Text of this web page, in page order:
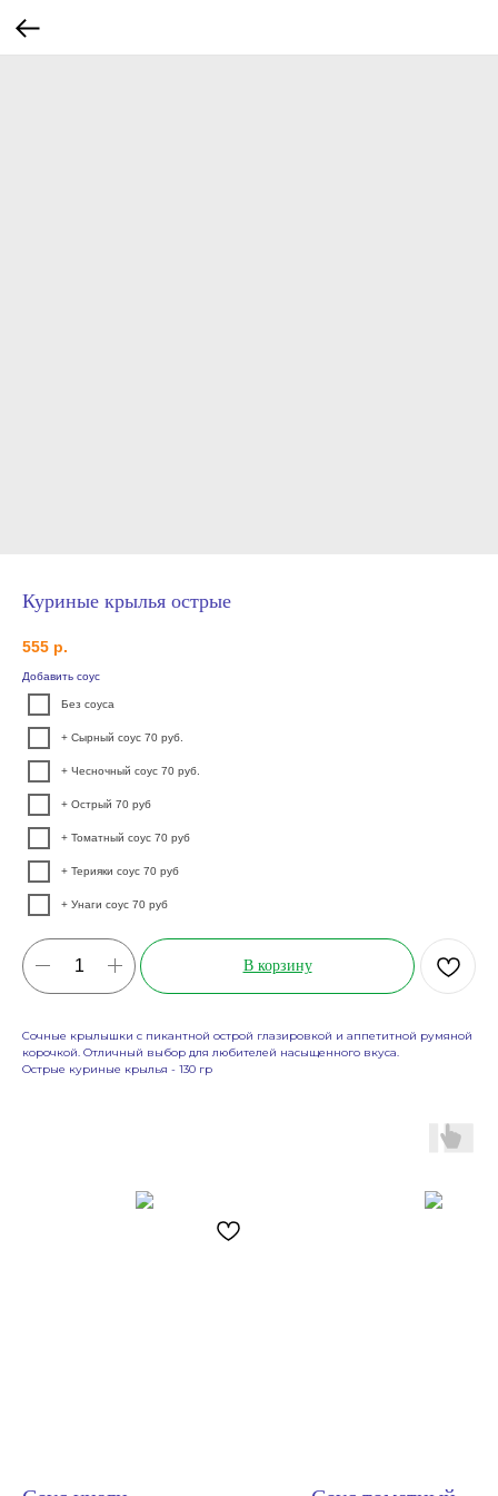
Куриные крылья острые
555 р.
Добавить соус
Без соуса
+ Сырный соус 70 руб.
+ Чесночный соус 70 руб.
+ Острый 70 руб
+ Томатный соус 70 руб
+ Терияки соус 70 руб
+ Унаги соус 70 руб
В корзину
Сочные крылышки с пикантной острой глазировкой и аппетитной румяной
корочкой. Отличный выбор для любителей насыщенного вкуса.
Острые куриные крылья - 130 гр